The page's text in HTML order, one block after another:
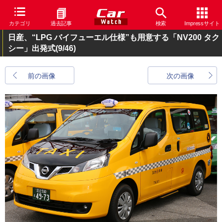
カテゴリ 過去記事 検索 Impressサイト
日産、“LPG バイフューエル仕様”も用意する「NV200 タク
シー」出発式(9/46)
前の画像 次の画像